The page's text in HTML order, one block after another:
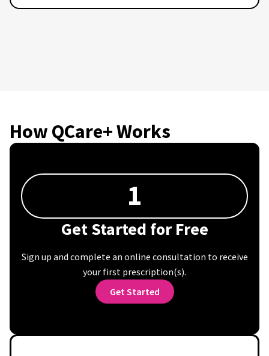
How QCare+ Works
1
Get Started for Free
Sign up and complete an online consultation to receive
your first prescription(s).
Get Started